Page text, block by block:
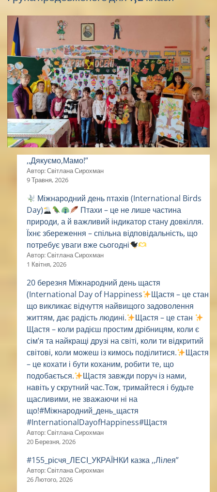
,,Дякуємо,Мамо!”
Автор: Світлана Сирохман
9 Травня, 2026
Міжнародний день птахів (International Birds
Day)
Птахи – це не лише частина
природи, а й важливий індикатор стану довкілля.
Їхнє збереження – спільна відповідальність, що
потребує уваги вже сьогодні
Автор: Світлана Сирохман
1 Квітня, 2026
20 березня Міжнародний день щастя
(International Day of Happiness
Щастя – це стан
що викликає відчуття найвищого задоволення
життям, дає радість людині.
Щастя – це стан
Щастя – коли радієш простим дрібницям, коли є
сім’я та найкращі друзі на світі, коли ти відкритий
світові, коли можеш із кимось поділитися.
Щастя
– це кохати і бути коханим, робити те, що
подобається.
Щастя завжди поруч із нами,
навіть у скрутний час.Тож, тримайтеся і будьте
щасливими, не зважаючи ні на
що!#Міжнародний_день_щастя
#InternationalDayofHappiness#Щастя
Автор: Світлана Сирохман
20 Березня, 2026
#155_рісчя_ЛЕСІ_УКРАЇНКИ казка ,,Лілея”
Автор: Світлана Сирохман
26 Лютого, 2026